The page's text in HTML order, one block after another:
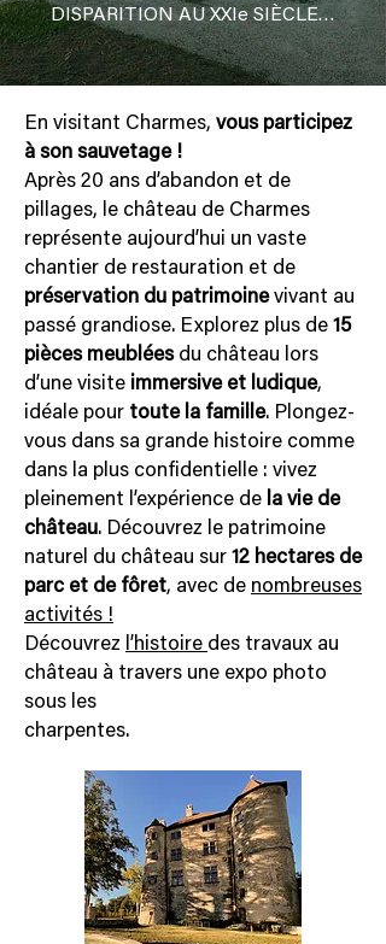
DISPARITION AU XXIe SIÈCLE…
En visitant Charmes, vous participez
à son sauvetage !
Après 20 ans d’abandon et de
pillages, le château de Charmes
représente aujourd’hui un vaste
chantier de restauration et de
préservation du patrimoinevivant au
passé grandiose. Explorez plus de 15
pièces meubléesdu château lors
d’une visite immersive et ludique,
idéale pour toute la famille. Plongez-
vous dans sa grande histoire comme
dans la plus confidentielle : vivez
pleinement l’expérience de la vie de
château. Découvrez le patrimoine
naturel du château sur 12 hectares de
parc et de fôret, avec de nombreuses
activités !
Découvrez l’histoire des travaux au
château à travers une expo photo
sous les
charpentes.